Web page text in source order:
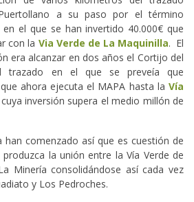
a su paso por el término
el que se han invertido 40.000€ que
con la Via Verde de La Maquinilla. El
era alcanzar en dos años el Cortijo del
trazado en el que se preveía que
ahora ejecuta el MAPA hasta la Vía
inversión supera el medio millón de
han comenzado así que es cuestión de
la unión entre la Vía Verde de
Minería consolidándose así cada vez
y Los Pedroches.